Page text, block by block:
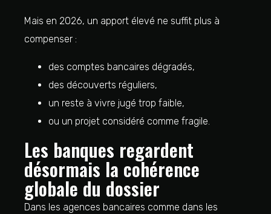
Mais en 2026, un apport élevé ne suffit plus à
compenser :
des comptes bancaires dégradés,
des découverts réguliers,
un reste à vivre jugé trop faible,
ou un projet considéré comme fragile.
Les banques regardent
désormais la cohérence
globale du dossier
Dans les agences bancaires comme dans les